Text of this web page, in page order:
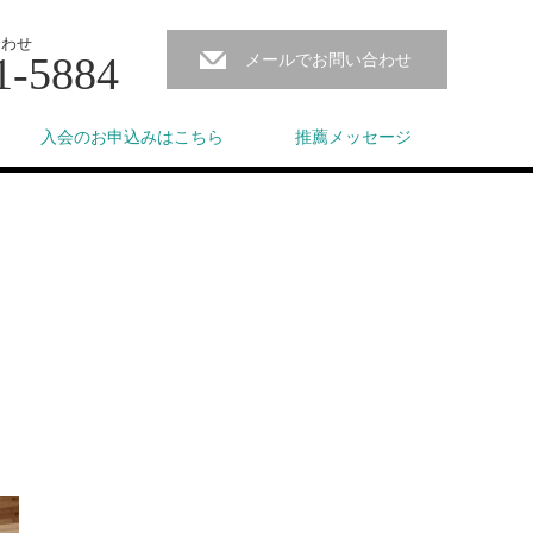
せ
5884 メールでお問い合わせ
入会のお申込みはこちら 推薦メッセージ